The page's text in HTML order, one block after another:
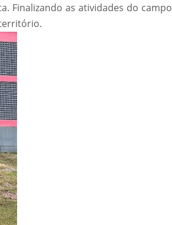
Finalizando as atividades do campo